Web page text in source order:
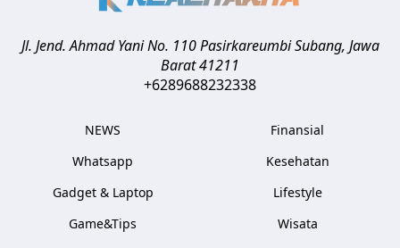
Jl. Jend. Ahmad Yani No. 110 Pasirkareumbi Subang, Jawa
Barat41211
+6289688232338
NEWS
Whatsapp
Gadget & Laptop
Game&Tips
Finansial
Kesehatan
Lifestyle
Wisata